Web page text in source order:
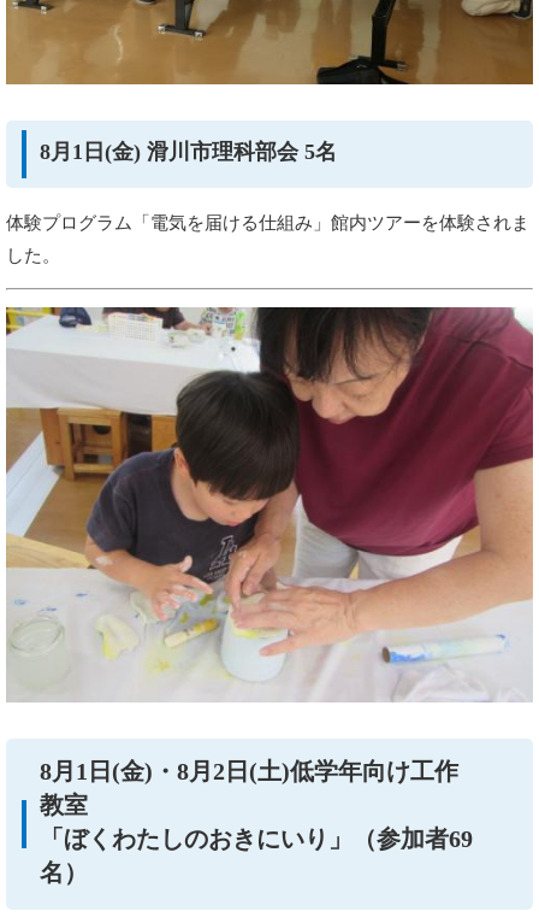
8月1日(金) 滑川市理科部会 5名
体験プログラム「電気を届ける仕組み」館内ツアーを体験されま
した。
8月1日(金)・8月2日(土)低学年向け工作
教室
「ぼくわたしのおきにいり」（参加者69
名）